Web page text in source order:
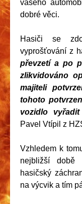
vašeho
dobré věci.
Hasiči se
vyprošťování z
převzetí a po
zlikvidováno
majiteli
tohoto
vozidlo
Pavel Vtípil z
Vzhledem k
nejbližší době
hasičský
na výcvik a tím